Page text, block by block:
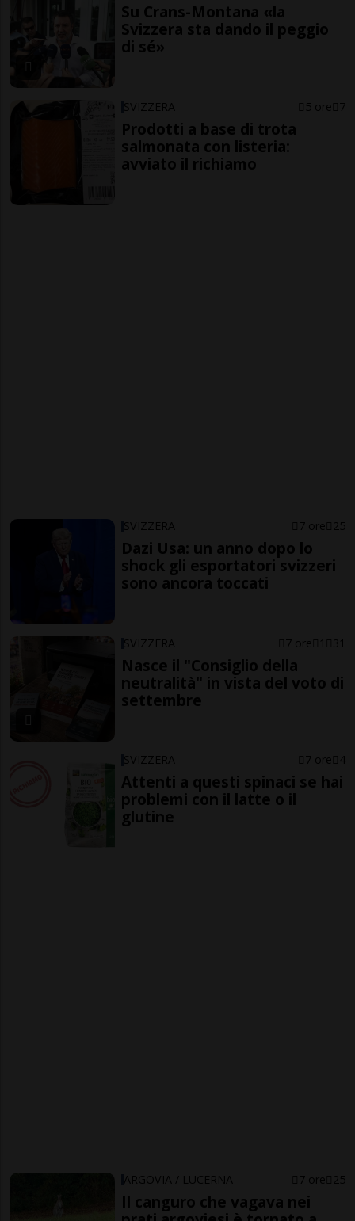
Su Crans-Montana «la
Svizzera sta dando il peggio
di sé»
SVIZZERA 5 ore 7
Prodotti a base di trota
salmonata con listeria:
avviato il richiamo
SVIZZERA 7 ore 25
Dazi Usa: un anno dopo lo
shock gli esportatori svizzeri
sono ancora toccati
SVIZZERA 7 ore 1 31
Nasce il "Consiglio della
neutralità" in vista del voto di
settembre
SVIZZERA 7 ore 4
Attenti a questi spinaci se hai
problemi con il latte o il
glutine
ARGOVIA / LUCERNA 7 ore 25
Il canguro che vagava nei